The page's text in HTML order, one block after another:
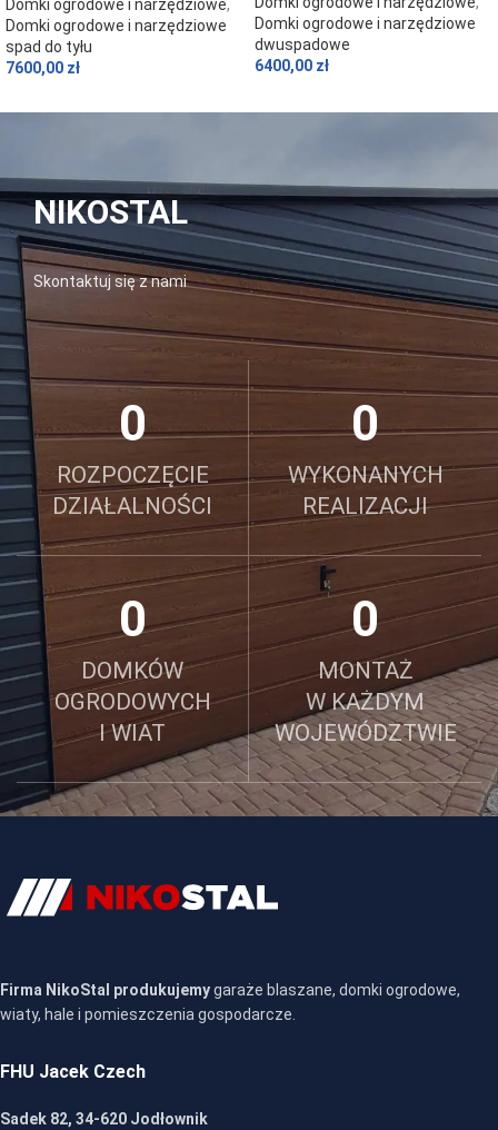
Domki ogrodowe i narzędziowe,
Domki ogrodowe i narzędziowe
spad do tyłu
7600,00 zł
Domki ogrodowe i narzędziowe
dwuspadowe
6400,00 zł
NIKOSTAL
Skontaktuj się z nami
0
ROZPOCZĘCIE
DZIAŁALNOŚCI
0
WYKONANYCH
REALIZACJI
0
DOMKÓW
OGRODOWYCH
I WIAT
0
MONTAŻ
W KAŻDYM
WOJEWÓDZTWIE
Firma NikoStal produkujemygaraże blaszane, domki ogrodowe,
wiaty, hale i pomieszczenia gospodarcze.
FHU Jacek Czech
Sadek 82, 34-620 Jodłownik